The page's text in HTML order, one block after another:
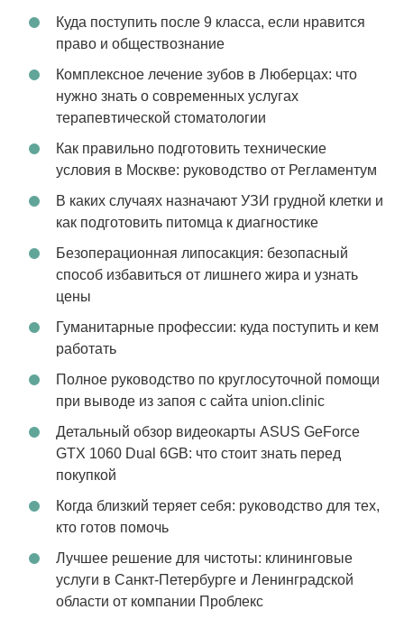
Куда поступить после 9 класса, если нравится
право и обществознание
Комплексное лечение зубов в Люберцах: что
нужно знать о современных услугах
терапевтической стоматологии
Как правильно подготовить технические
условия в Москве: руководство от Регламентум
В каких случаях назначают УЗИ грудной клетки и
как подготовить питомца к диагностике
Безоперационная липосакция: безопасный
способ избавиться от лишнего жира и узнать
цены
Гуманитарные профессии: куда поступить и кем
работать
Полное руководство по круглосуточной помощи
при выводе из запоя с сайта union.clinic
Детальный обзор видеокарты ASUS GeForce
GTX 1060 Dual 6GB: что стоит знать перед
покупкой
Когда близкий теряет себя: руководство для тех,
кто готов помочь
Лучшее решение для чистоты: клининговые
услуги в Санкт-Петербурге и Ленинградской
области от компании Проблекс